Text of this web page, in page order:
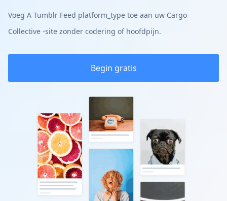
Voeg A Tumblr Feed platform_type toe aan uw Cargo
Collective -site zonder codering of hoofdpijn.
Begin gratis